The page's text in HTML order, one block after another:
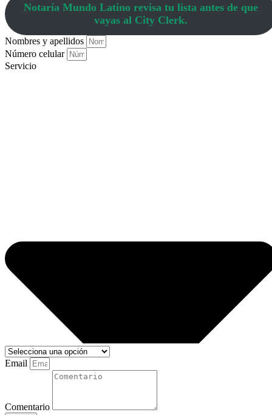
Notaría Mundo Latino revisa tu lista antes de que
vayas al City Clerk.
Nombres y apellidos
Número celular
Servicio
Email
Comentario